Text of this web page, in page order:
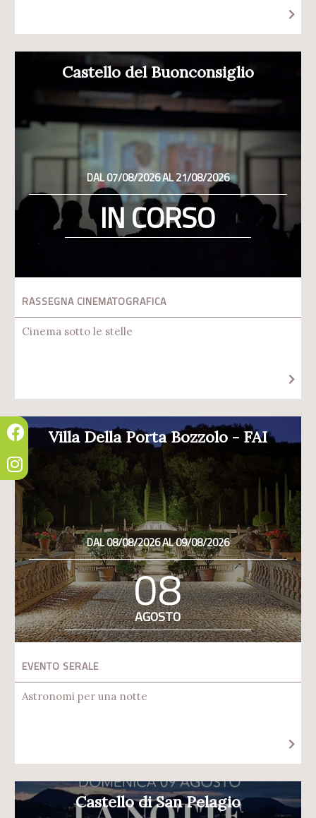
Castello del Buonconsiglio
DAL 07/08/2026 AL 21/08/2026
IN CORSO
RASSEGNA CINEMATOGRAFICA
Cinema sotto le stelle
Villa Della Porta Bozzolo - FAI
DAL 08/08/2026 AL 09/08/2026
08
AGOSTO
EVENTO SERALE
Astronomi per una notte
Castello di San Pelagio